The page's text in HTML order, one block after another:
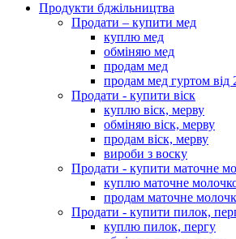
Продукти бджільництва
Продати – купити мед
куплю мед
обміняю мед
продам мед
продам мед гуртом від
Продати - купити віск
куплю віск, мерву
обміняю віск, мерву
продам віск, мерву
вироби з воску
Продати - купити маточне
куплю маточне
продам маточне
Продати - купити пилок,
куплю пилок, пергу